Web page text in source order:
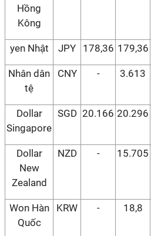
Hồng
Kông
yen Nhật JPY 178,36 179,36
Nhân dân
tệ
CNY - 3.613
Dollar
Singapore
SGD 20.166 20.296
Dollar
New
Zealand
NZD - 15.705
Won Hàn
Quốc
KRW - 18,8